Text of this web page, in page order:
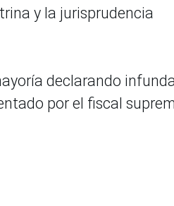
y la jurisprudencia
declarando
por el fiscal